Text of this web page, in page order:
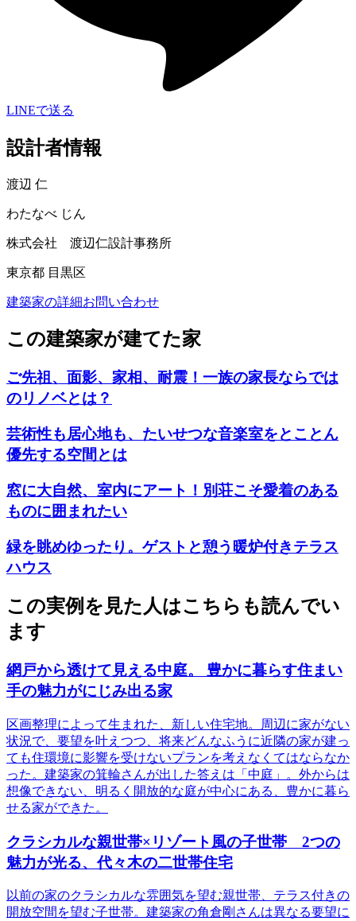
LINEで送る
設計者情報
渡辺 仁
わたなべ じん
株式会社 渡辺仁設計事務所
東京都 目黒区
建築家の詳細お問い合わせ
この建築家が建てた家
ご先祖、面影、家相、耐震！一族の家長ならでは
のリノベとは？
芸術性も居心地も、たいせつな音楽室をとことん
優先する空間とは
窓に大自然、室内にアート！別荘こそ愛着のある
ものに囲まれたい
緑を眺めゆったり。ゲストと憩う暖炉付きテラス
ハウス
この実例を見た人はこちらも読んでい
ます
網戸から透けて見える中庭。 豊かに暮らす住まい
手の魅力がにじみ出る家
区画整理によって生まれた、新しい住宅地。周辺に家がない
状況で、要望を叶えつつ、将来どんなふうに近隣の家が建っ
ても住環境に影響を受けないプランを考えなくてはならなか
った。建築家の箕輪さんが出した答えは「中庭」。外からは
想像できない、明るく開放的な庭が中心にある、豊かに暮ら
せる家ができた。
クラシカルな親世帯×リゾート風の子世帯 2つの
魅力が光る、代々木の二世帯住宅
以前の家のクラシカルな雰囲気を望む親世帯、テラス付きの
開放空間を望む子世帯。建築家の角倉剛さんは異なる要望に